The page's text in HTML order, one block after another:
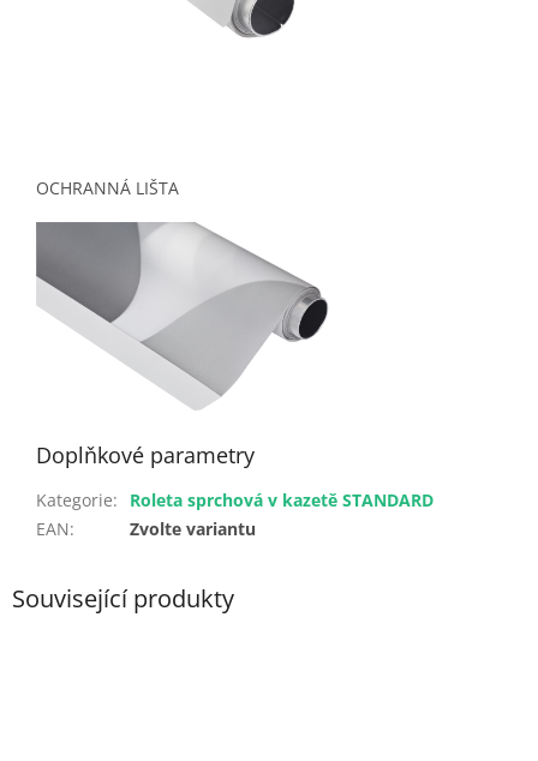
OCHRANNÁ LIŠTA
Doplňkové parametry
Kategorie:
Roleta sprchová v kazetě STANDARD
EAN: Zvolte variantu
Související produkty